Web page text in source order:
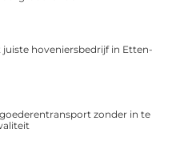
juiste hoveniersbedrijf in Etten-
zonder in te